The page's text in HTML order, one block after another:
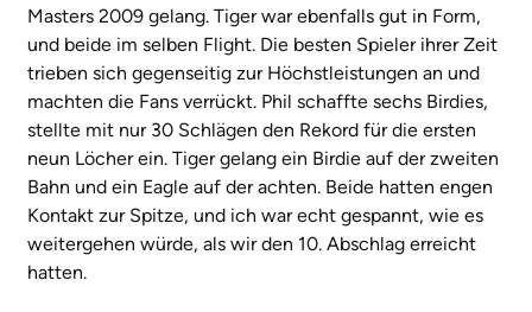
Masters 2009 gelang. Tiger war ebenfalls gut in Form,
und beide im selben Flight. Die besten Spieler ihrer Zeit
trieben sich gegenseitig zur Höchstleistungen an und
machten die Fans verrückt. Phil schaffte sechs Birdies,
stellte mit nur 30 Schlägen den Rekord für die ersten
neun Löcher ein. Tiger gelang ein Birdie auf der zweiten
Bahn und ein Eagle auf der achten. Beide hatten engen
Kontakt zur Spitze, und ich war echt gespannt, wie es
weitergehen würde, als wir den 10. Abschlag erreicht
hatten.